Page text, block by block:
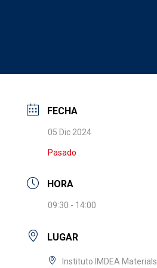
FECHA
05 Dic 2024
Pasado
HORA
09:30 - 14:00
LUGAR
Instituto IMDEA Materials